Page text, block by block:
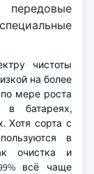
чистоты
на более
мере роста
в батареях,
Хотя сорта с
в
очистка и
всё чаще